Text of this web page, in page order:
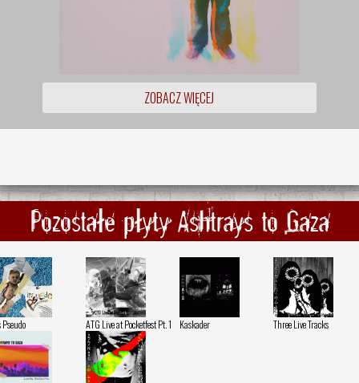
ZOBACZ WIĘCEJ
Pozostałe płyty Ashtrays to Gaza
Pseudo ATG Live at Pocketfest Pt. 1 Kaskader Three Live Tracks